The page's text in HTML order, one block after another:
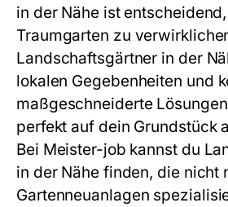
in der Nähe ist
Traumgarten zu
Landschaftsgärtner in der
lokalen Gegebenheiten und
maßgeschneiderte
perfekt auf dein Grundstück
Bei Meister-job kannst du
in der Nähe finden, die nicht
Gartenneuanlagen